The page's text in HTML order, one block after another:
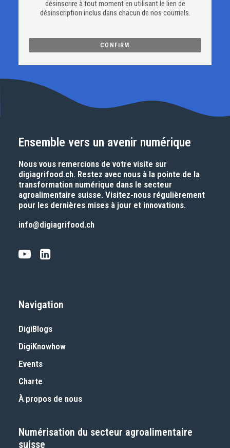
désinscrire à tout moment en utilisant le lien de
désinscription inclus dans chacun de nos courriels.
Ensemble vers un avenir numérique
Nous vous remercions de votre visite sur
digiagrifood.ch. Restez avec nous à la pointe de la
transformation numérique dans le secteur
agroalimentaire suisse. Visitez-nous régulièrement
pour les dernières mises à jour et innovations.
info@digiagrifood.ch
Navigation
DigiBlogs
DigiKnowhow
Events
Charte
À propos de nous
Numérisation du secteur agroalimentaire
suisse